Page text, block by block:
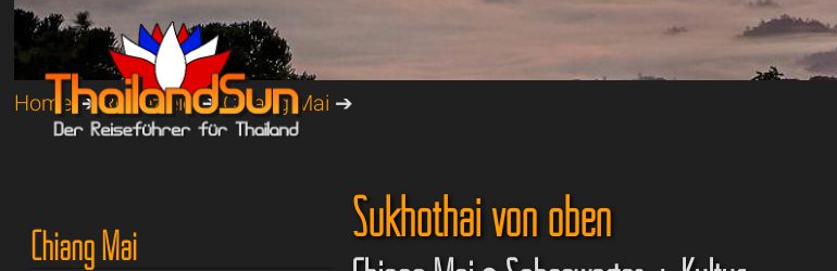
Home➔Reiseziele➔Chiang Mai ➔
Sukhothai von oben
Chiang Mai